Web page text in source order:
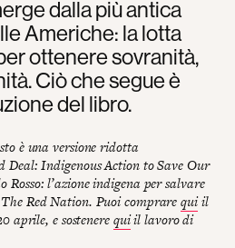
dalla più antica
Americhe: la lotta
ottenere sovranità,
Ciò che segue è
del libro.
è una versione ridotta
Deal: Indigenous Action to Save Our
l’azione indigena per salvare
Red Nation. Puoi comprarequiil
aprile, e sostenerequiil lavoro di